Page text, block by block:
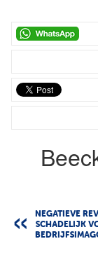
NEGATIEVE
SCHADELIJK